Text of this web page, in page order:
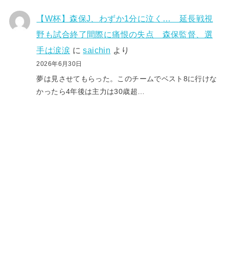
【W杯】森保J、わずか1分に泣く… 延長戦視
野も試合終了間際に痛恨の失点 森保監督、選
手は涙涙 にsaichin より
2026年6月30日
夢は見させてもらった。このチームでベスト8に行けな
かったら4年後は主力は30歳超…